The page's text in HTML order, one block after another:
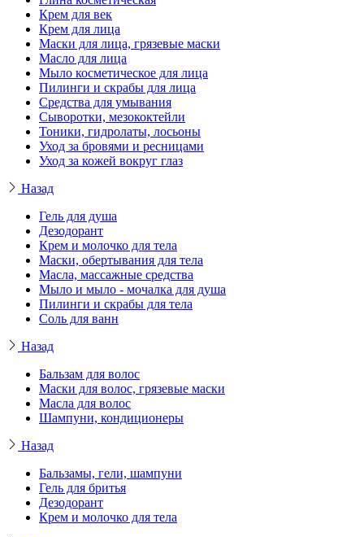
Крем для век
Крем для лица
Маски для лица, грязевые маски
Масло для лица
Мыло косметическое для лица
Пилинги и скрабы для лица
Средства для умывания
Сыворотки, мезококтейли
Тоники, гидролаты, лосьоны
Уход за бровями и ресницами
Уход за кожей вокруг глаз
Назад
Гель для душа
Дезодорант
Крем и молочко для тела
Маски, обертывания для тела
Масла, массажные средства
Мыло и мыло - мочалка для душа
Пилинги и скрабы для тела
Соль для ванн
Назад
Бальзам для волос
Маски для волос, грязевые маски
Масла для волос
Шампуни, кондиционеры
Назад
Бальзамы, гели, шампуни
Гель для бритья
Дезодорант
Крем и молочко для тела